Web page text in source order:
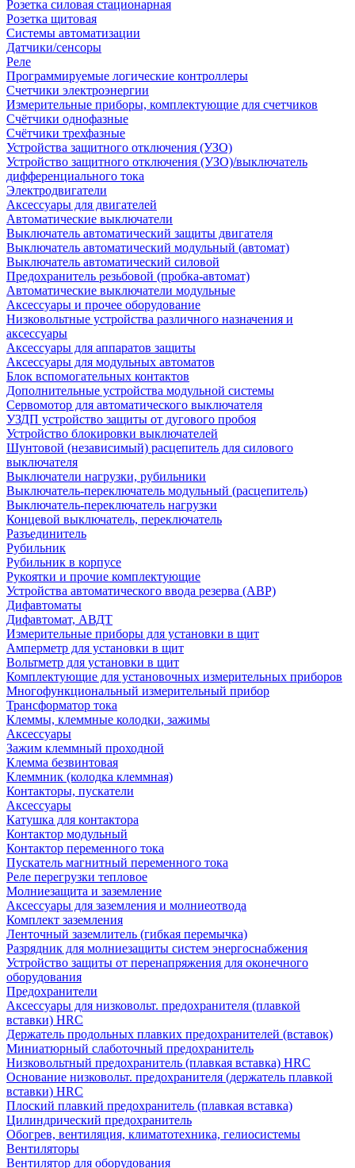
Розетка силовая стационарная
Розетка щитовая
Системы автоматизации
Датчики/сенсоры
Реле
Программируемые логические контроллеры
Счетчики электроэнергии
Измерительные приборы, комплектующие для счетчиков
Счётчики однофазные
Счётчики трехфазные
Устройства защитного отключения (УЗО)
Устройство защитного отключения (УЗО)/выключатель
дифференциального тока
Электродвигатели
Аксессуары для двигателей
Автоматические выключатели
Выключатель автоматический защиты двигателя
Выключатель автоматический модульный (автомат)
Выключатель автоматический силовой
Предохранитель резьбовой (пробка-автомат)
Автоматические выключатели модульные
Аксессуары и прочее оборудование
Низковольтные устройства различного назначения и
аксессуары
Аксессуары для аппаратов защиты
Аксессуары для модульных автоматов
Блок вспомогательных контактов
Дополнительные устройства модульной системы
Сервомотор для автоматического выключателя
УЗДП устройство защиты от дугового пробоя
Устройство блокировки выключателей
Шунтовой (независимый) расцепитель для силового
выключателя
Выключатели нагрузки, рубильники
Выключатель-переключатель модульный (расцепитель)
Выключатель-переключатель нагрузки
Концевой выключатель, переключатель
Разъединитель
Рубильник
Рубильник в корпусе
Рукоятки и прочие комплектующие
Устройства автоматического ввода резерва (АВР)
Дифавтоматы
Дифавтомат, АВДТ
Измерительные приборы для установки в щит
Амперметр для установки в щит
Вольтметр для установки в щит
Комплектующие для установочных измерительных приборов
Многофункциональный измерительный прибор
Трансформатор тока
Клеммы, клеммные колодки, зажимы
Аксессуары
Зажим клеммный проходной
Клемма безвинтовая
Клеммник (колодка клеммная)
Контакторы, пускатели
Аксессуары
Катушка для контактора
Контактор модульный
Контактор переменного тока
Пускатель магнитный переменного тока
Реле перегрузки тепловое
Молниезащита и заземление
Аксессуары для заземления и молниеотвода
Комплект заземления
Ленточный заземлитель (гибкая перемычка)
Разрядник для молниезащиты систем энергоснабжения
Устройство защиты от перенапряжения для оконечного
оборудования
Предохранители
Аксессуары для низковольт. предохранителя (плавкой
вставки) HRC
Держатель продольных плавких предохранителей (вставок)
Миниатюрный слаботочный предохранитель
Низковольтный предохранитель (плавкая вставка) HRC
Основание низковольт. предохранителя (держатель плавкой
вставки) HRC
Плоский плавкий предохранитель (плавкая вставка)
Цилиндрический предохранитель
Обогрев, вентиляция, климатотехника, гелиосистемы
Вентиляторы
Вентилятор для оборудования